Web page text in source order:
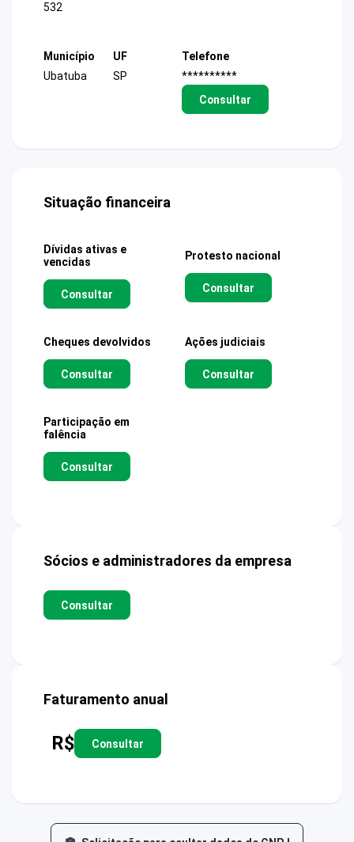
532
Município
Ubatuba
UF
SP
Telefone
**********
Consultar
Situação financeira
Dívidas ativas e
vencidas
Consultar
Protesto nacional
Consultar
Cheques devolvidos
Consultar
Ações judiciais
Consultar
Participação em
falência
Consultar
Sócios e administradores da empresa
Consultar
Faturamento anual
R$ Consultar